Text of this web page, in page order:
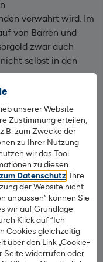
unserer Website
Zustimmung erteilen,
zum Zwecke der
zu Ihrer Nutzung
wir das Tool
zu diesen
Datenschutz . Ihre
der Website nicht
anpassen“ können Sie
wir auf Grundlage
Klick auf “Ich
Cookies gleichzeitig
über den Link „Cookie-
Seite widerrufen oder
verwahrt wird. Im
von Barren und
zwar auch
selbst in den
a. oder minimum